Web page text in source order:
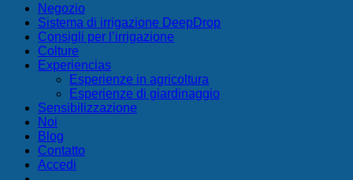
Negozio
Sistema di irrigazione DeepDrop
Consigli per l’irrigazione
Colture
Experiencias
Esperienze in agricoltura
Esperienze di giardinaggio
Sensibilizzazione
Noi
Blog
Contatto
Accedi